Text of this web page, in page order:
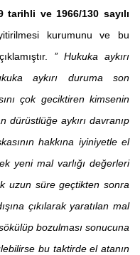
ve 1966/130 sayılı
kurumunu ve bu
’’ Hukuka aykırı
aykırı duruma son
çok geciktiren kimsenin
dürüstlüğe aykırı davranıp
hakkına iyiniyetle el
yeni mal varlığı değerleri
uzun süre geçtikten sonra
çıkılarak yaratılan mal
bozulması sonucuna
bu taktirde el atanın